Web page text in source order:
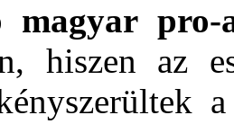
magyar pro-
hiszen az